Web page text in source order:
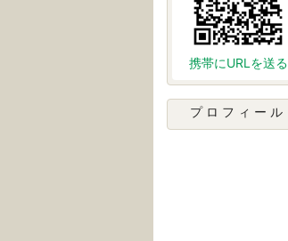
携帯にURLを送る
プロフィール